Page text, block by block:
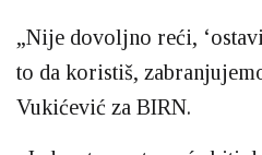
„Nije dovoljno reći,
to da koristiš,
Vukićević za BIRN.